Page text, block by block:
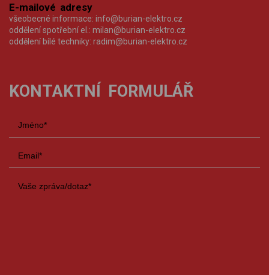
E-mailové adresy
všeobecné informace: info@burian-elektro.cz
oddělení spotřební el.: milan@burian-elektro.cz
oddělení bílé techniky: radim@burian-elektro.cz
KONTAKTNÍ FORMULÁŘ